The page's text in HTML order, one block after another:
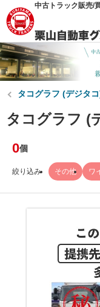
中古トラック販売/
タコグラフ (デジタ
タコグラフ (
0個
絞り込み その他 ワ